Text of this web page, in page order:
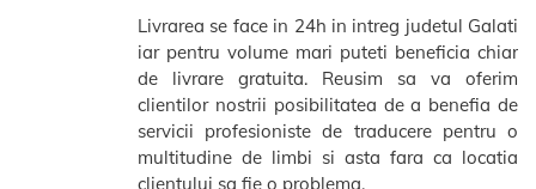
Livrarea se face in 24h in intreg judetul Galati
iar pentru volume mari puteti beneficia chiar
de livrare gratuita. Reusim sa va oferim
clientilor nostrii posibilitatea de a benefia de
servicii profesioniste de traducere pentru o
multitudine de limbi si asta fara ca locatia
clientului sa fie o problema.